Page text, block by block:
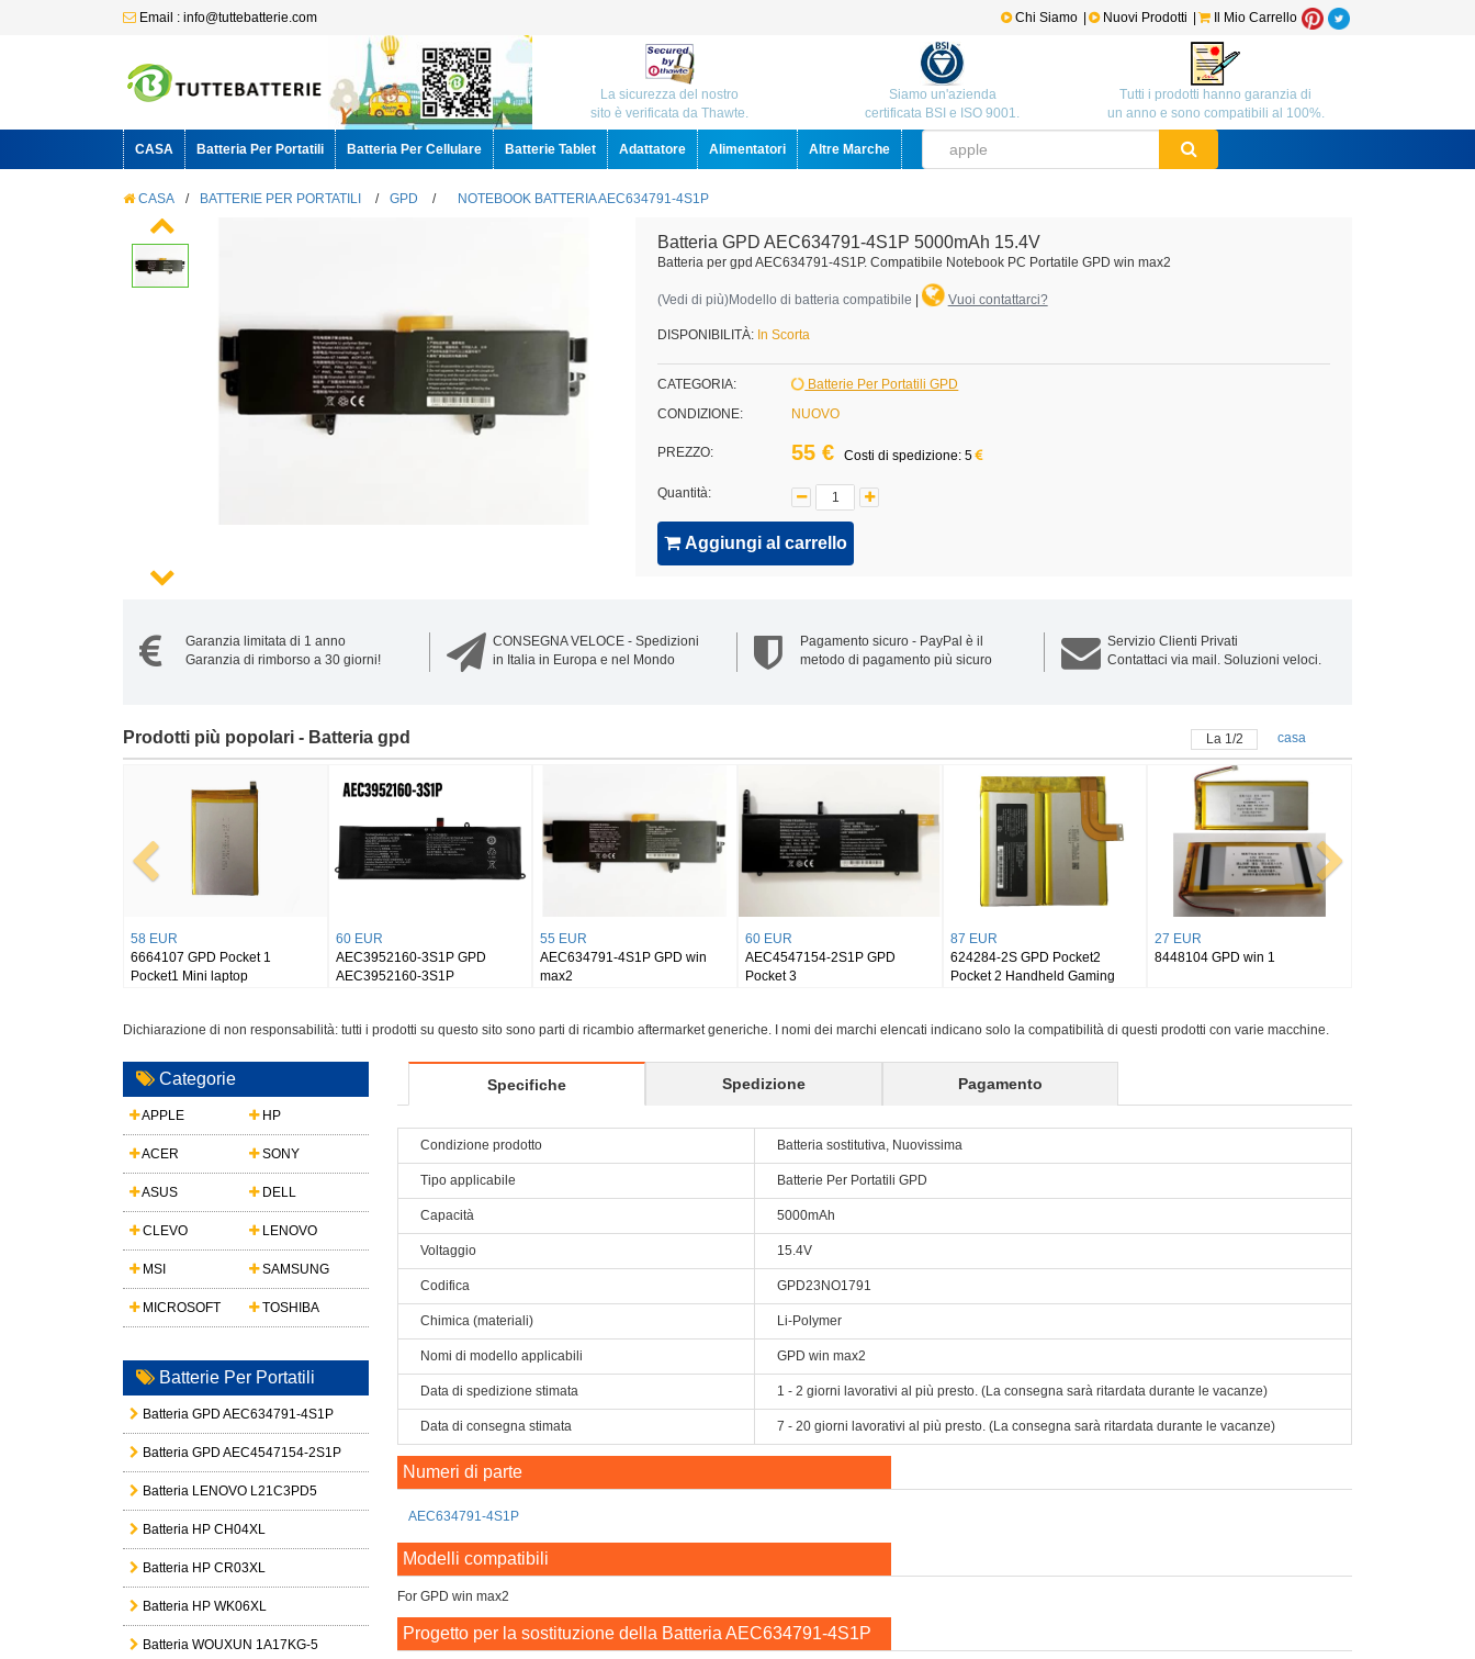
Email : info@tuttebatterie.com Il Mio Carrello
Nuovi Prodotti
Chi Siamo
La sicurezza del nostro
sito è verificata da Thawte.
Siamo un'azienda
certificata BSI e ISO 9001.
Tutti i prodotti hanno garanzia di
un anno e sono compatibili al 100%.
CASA Batteria Per Portatili Batteria Per Cellulare Batterie Tablet Adattatore Alimentatori Altre Marche
CASA / BATTERIE PER PORTATILI / GPD / NOTEBOOK BATTERIA AEC634791-4S1P
Batteria GPD AEC634791-4S1P 5000mAh 15.4V
Batteria per gpd AEC634791-4S1P. Compatibile Notebook PC Portatile GPD win max2
(Vedi di più)Modello di batteria compatibile Vuoi contattarci?
DISPONIBILITÀ: In Scorta
CATEGORIA:
Batterie Per Portatili GPD
CONDIZIONE:
NUOVO
PREZZO: 55 € Costi di spedizione: 5
Quantità:
Aggiungi al carrello
Garanzia limitata di 1 anno
Garanzia di rimborso a 30 giorni!
CONSEGNA VELOCE - Spedizioni
in Italia in Europa e nel Mondo
Pagamento sicuro - PayPal è il
metodo di pagamento più sicuro
Servizio Clienti Privati
Contattaci via mail. Soluzioni veloci.
Prodotti più popolari - Batteria gpd La 1/2 casa
27 EUR
8448104 GPD win 1
50 EUR
4545165-3S GPD WIN MAX
WinMax Handheld Game
70 EUR
565774-3S GPD WIN 3
65 EUR
654793-2S GPD P2 MAX
59 EUR
AEC4941107-2S1P GPD
MicroPC Handheld Gaming
30 EUR
8448101 GPD win1 table
Dichiarazione di non responsabilità: tutti i prodotti su questo sito sono parti di ricambio aftermarket generiche. I nomi dei marchi elencati indicano solo la compatibilità di questi prodotti con varie macchine.
Specifiche Spedizione Pagamento
Condizione prodotto Batteria sostitutiva, Nuovissima
Tipo applicabile Batterie Per Portatili GPD
Capacità 5000mAh
Voltaggio 15.4V
Codifica GPD23NO1791
Chimica (materiali) Li-Polymer
Nomi di modello applicabili GPD win max2
Data di spedizione stimata 1 - 2 giorni lavorativi al più presto. (La consegna sarà ritardata durante le vacanze)
Data di consegna stimata 7 - 20 giorni lavorativi al più presto. (La consegna sarà ritardata durante le vacanze)
Numeri di parte
AEC634791-4S1P
Modelli compatibili
For GPD win max2
Progetto per la sostituzione della Batteria AEC634791-4S1P
Categorie
APPLE HP
ACER SONY
ASUS DELL
CLEVO LENOVO
MSI SAMSUNG
MICROSOFT TOSHIBA
Batterie Per Portatili
Batteria GPD AEC634791-4S1P
Batteria GPD AEC4547154-2S1P
Batteria LENOVO L21C3PD5
Batteria HP CH04XL
Batteria HP CR03XL
Batteria HP WK06XL
Batteria WOUXUN 1A17KG-5